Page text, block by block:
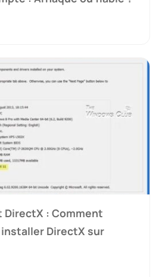
: Comment
DirectX sur